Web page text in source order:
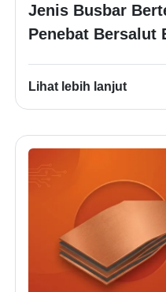
Jenis Busbar
Penebat Bersalut
Lihat lebih lanjut